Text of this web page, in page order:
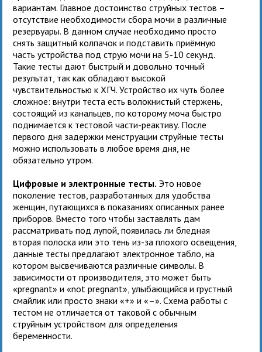
вариантам. Главное достоинство струйных тестов –
отсутствие необходимости сбора мочи в различные
резервуары. В данном случае необходимо просто
снять защитный колпачок и подставить приёмную
часть устройства под струю мочи на 5-10 секунд.
Такие тесты дают быстрый и довольно точный
результат, так как обладают высокой
чувствительностью к ХГЧ. Устройство их чуть более
сложное: внутри теста есть волокнистый стержень,
состоящий из канальцев, по которому моча быстро
поднимается к тестовой части-реактиву. После
первого дня задержки менструации струйные тесты
можно использовать в любое время дня, не
обязательно утром.
Цифровые и электронные тесты. Это новое
поколение тестов, разработанных для удобства
женщин, путающихся в показаниях описанных ранее
приборов. Вместо того чтобы заставлять дам
рассматривать под лупой, появилась ли бледная
вторая полоска или это тень из-за плохого освещения,
данные тесты предлагают электронное табло, на
котором высвечиваются различные символы. В
зависимости от производителя, это может быть
«pregnant» и «not pregnant», улыбающийся и грустный
смайлик или просто знаки «+» и «–». Схема работы с
тестом не отличается от таковой с обычным
струйным устройством для определения
беременности.